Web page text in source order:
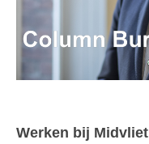
Werken bij Midvliet